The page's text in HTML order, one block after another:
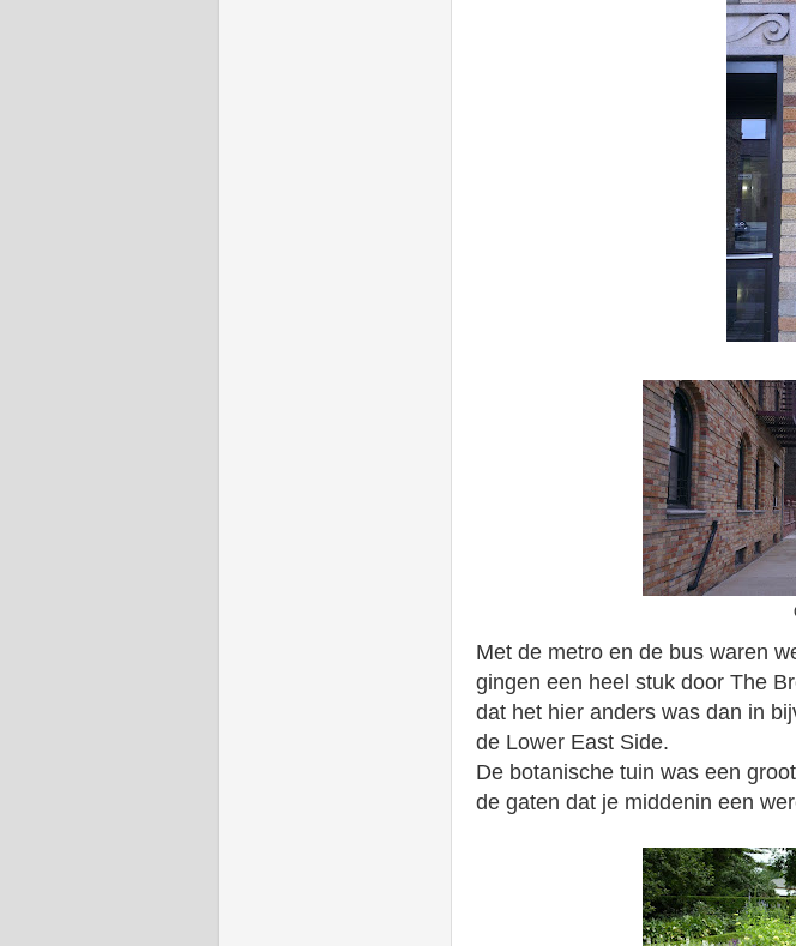
Met de metro en de bus waren
gingen een heel stuk door The
dat het hier anders was dan in
de Lower East Side.
De botanische tuin was een
de gaten dat je middenin een